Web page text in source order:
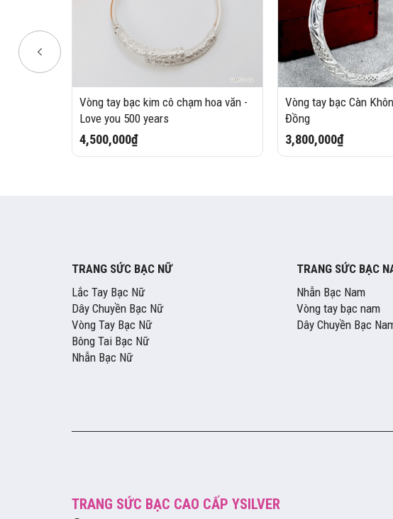
Vòng tay bạc kim cô chạm hoa văn -
Love you 500 years
4,500,000₫
Vòng tay bạc Càn
Đồng
3,800,000₫
TRANG SỨC BẠC NỮ
Lắc Tay Bạc Nữ
Dây Chuyền Bạc Nữ
Vòng Tay Bạc Nữ
Bông Tai Bạc Nữ
Nhẫn Bạc Nữ
TRANG SỨC BẠC
Nhẫn Bạc Nam
Vòng tay bạc nam
Dây Chuyền Bạc
TRANG SỨC BẠC CAO CẤP YSILVER